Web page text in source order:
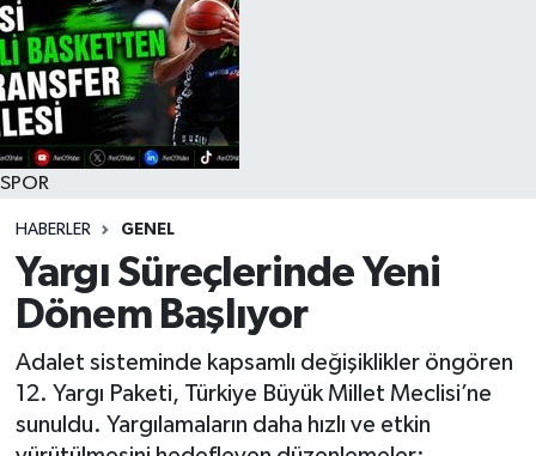
SPOR
HABERLER GENEL
Yargı Süreçlerinde Yeni
Dönem Başlıyor
Adalet sisteminde kapsamlı değişiklikler öngören
12. Yargı Paketi, Türkiye Büyük Millet Meclisi’ne
sunuldu. Yargılamaların daha hızlı ve etkin
RESMİ İLAN